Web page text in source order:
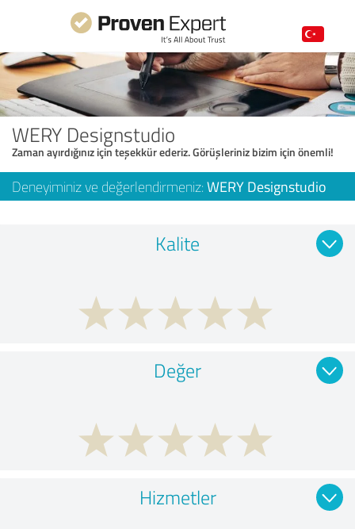
WERY Designstudio
Zaman ayırdığınız için teşekkür ederiz. Görüşleriniz bizim için önemli!
Deneyiminiz ve değerlendirmeniz: WERY Designstudio
Kalite
Değer
Hizmetler